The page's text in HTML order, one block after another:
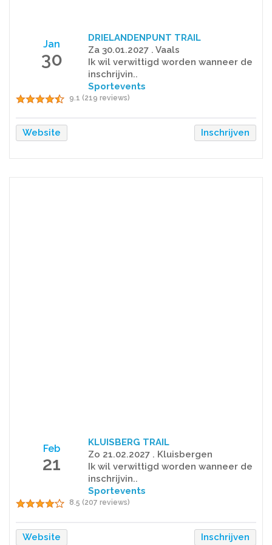
Jan
30
DRIELANDENPUNT TRAIL
Za 30.01.2027 . Vaals
Ik wil verwittigd worden wanneer de
inschrijvin..
Sportevents
9.1 (219 reviews)
Website Inschrijven
Feb
21
KLUISBERG TRAIL
Zo 21.02.2027 . Kluisbergen
Ik wil verwittigd worden wanneer de
inschrijvin..
Sportevents
8.5 (207 reviews)
Website Inschrijven